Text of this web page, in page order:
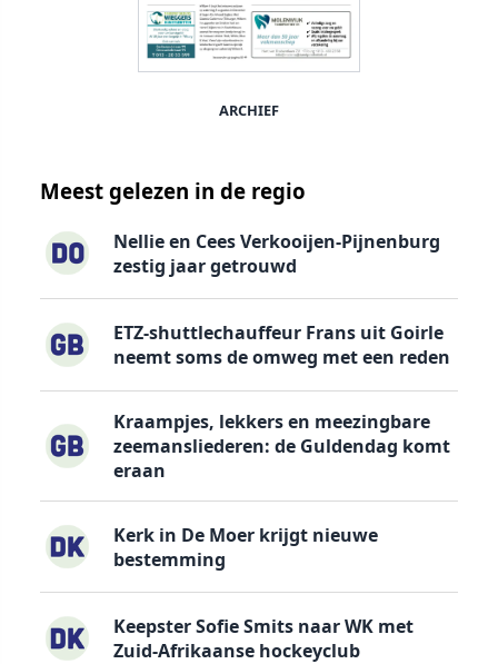
ARCHIEF
Meest gelezen in de regio
Nellie en Cees Verkooijen-Pijnenburg
zestig jaar getrouwd
ETZ-shuttlechauffeur Frans uit Goirle
neemt soms de omweg met een reden
Kraampjes, lekkers en meezingbare
zeemansliederen: de Guldendag komt
eraan
Kerk in De Moer krijgt nieuwe
bestemming
Keepster Sofie Smits naar WK met
Zuid-Afrikaanse hockeyclub